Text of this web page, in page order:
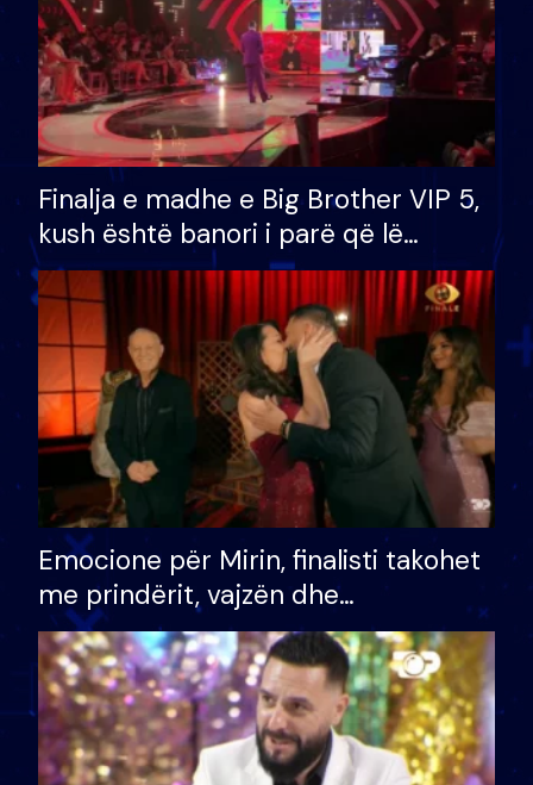
Finalja e madhe e Big Brother VIP 5,
kush është banori i parë që lë
shtëpinë dhe humb mundësinë për
të fituar çmimin e madh
Emocione për Mirin, finalisti takohet
me prindërit, vajzën dhe
bashkëshorten: S’kemi ndonjë letër
divorci apo jo?